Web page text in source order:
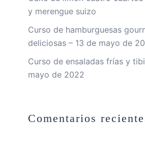
y merengue suizo
Curso de hamburguesas
deliciosas – 13 de mayo de
Curso de ensaladas frías y
mayo de 2022
Comentarios